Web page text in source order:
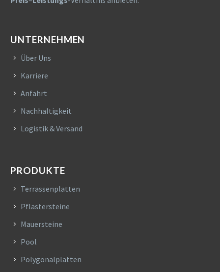
UNTERNEHMEN
Über Uns
Karriere
Anfahrt
Nachhaltigkeit
Logistik & Versand
PRODUKTE
Terrassenplatten
Pflastersteine
Mauersteine
Pool
Polygonalplatten